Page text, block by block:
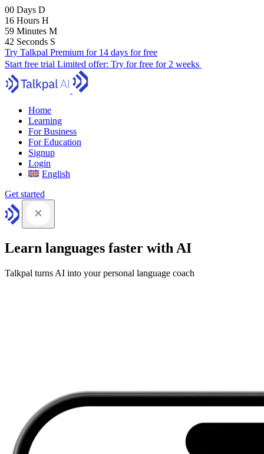
00 Days D
16 Hours H
59 Minutes M
41 Seconds S
Try Talkpal Premium for 14 days for free
Start free trial Limited offer: Try for free for 2 weeks
Home
Learning
For Business
For Education
Signup
Login
English
Get started
Learn languages faster with AI
Talkpal turns AI into your personal language coach